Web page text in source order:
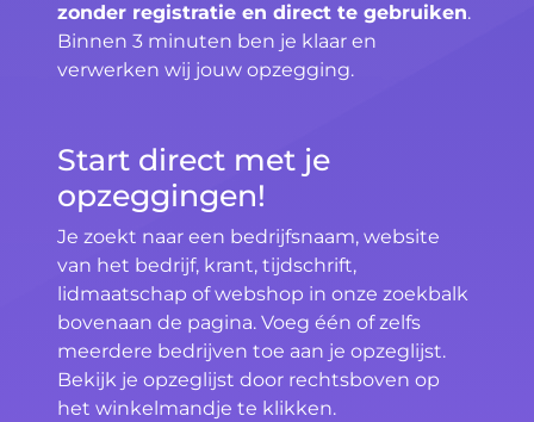
zonder registratie en direct te gebruiken.
Binnen 3 minuten ben je klaar en
verwerken wij jouw opzegging.
Start direct met je
opzeggingen!
Je zoekt naar een bedrijfsnaam, website
van het bedrijf, krant, tijdschrift,
lidmaatschap of webshop in onze zoekbalk
bovenaan de pagina. Voeg één of zelfs
meerdere bedrijven toe aan je opzeglijst.
Bekijk je opzeglijst door rechtsboven op
het winkelmandje te klikken.